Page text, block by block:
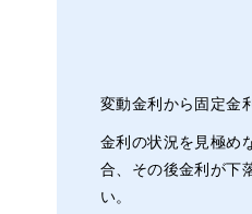
変動金利から固定金
金利の状況を見極め
合、その後金利が下
い。